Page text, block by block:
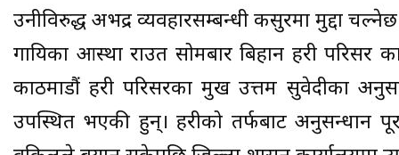
उनीविरुद्ध अभद्र व्यवहारसम्बन्धी कसुरमा मुद्दा
गायिका आस्था राउत सोमबार बिहान प्रहरी
काठमाडौं प्रहरी परिसरका प्रमुख उत्तम सुवेदीका
उपस्थित भएकी हुन्। प्रहरीको तर्फबाट अनुसन्धान